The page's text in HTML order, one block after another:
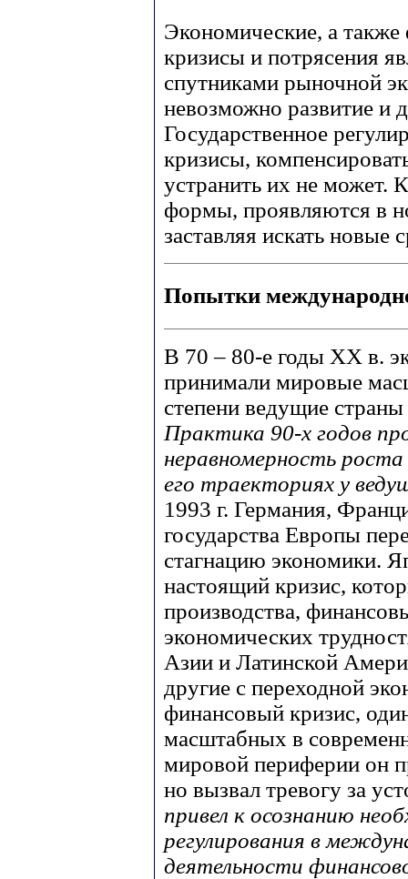
Экономические, а
кризисы и потрясения
спутниками рыночной
невозможно развитие и
Государственное
кризисы,
устранить их не может.
формы, проявляются в
заставляя искать новые
Попытки
В 70 – 80-е годы ХХ в.
принимали мировые
степени ведущие
Практика 90-х годов
неравномерность
его траекториях у
1993 г. Германия,
государства Европы
стагнацию экономики.
настоящий кризис,
производства,
экономических
Азии и Латинской
другие с переходной
финансовый кризис,
масштабных в
мировой периферии он
но вызвал тревогу за
привел к осознанию
регулирования в
деятельности